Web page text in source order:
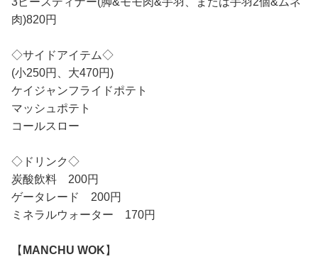
肉)820円
◇サイドアイテム◇
(小250円、大470円)
ケイジャンフライドポテト
マッシュポテト
コールスロー
◇ドリンク◇
炭酸飲料 200円
ゲータレード 200円
ミネラルウォーター 170円
【 MANCHU WOK 】